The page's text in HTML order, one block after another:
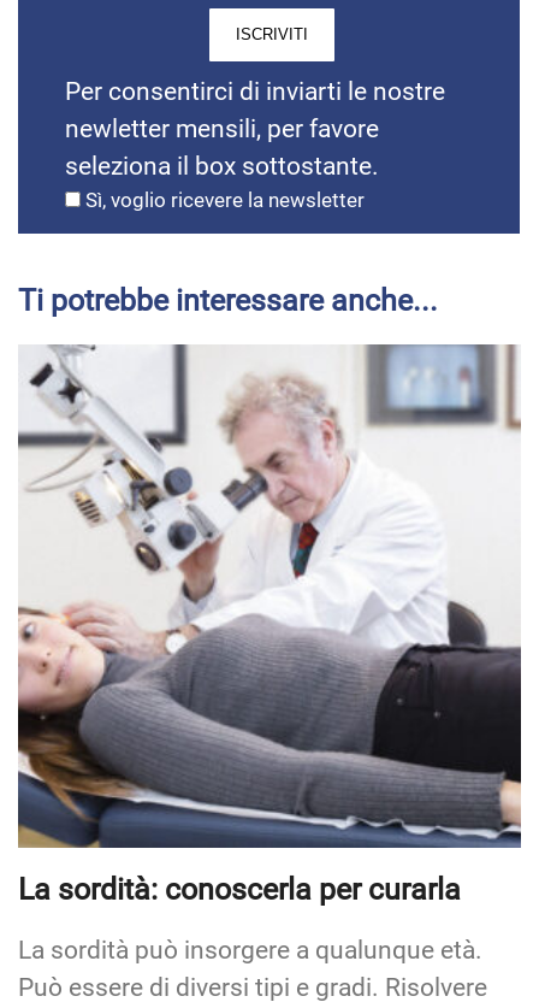
Per consentirci di inviarti le nostre
newletter mensili, per favore
seleziona il box sottostante.
Sì, voglio ricevere la newsletter
Ti potrebbe interessare anche...
La sordità: conoscerla per curarla
La sordità può insorgere a qualunque età.
Può essere di diversi tipi e gradi. Risolvere